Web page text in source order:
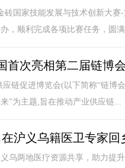
砖国家技能发展与技术创新大
，顺利完成各项比赛任务，圆
首次亮相第二届链博
链促进博览会(以下简称“链博
”为主题,旨在推动产业供应链...
在沪义乌籍医卫专家回
乌两地医疗资源共享，助力提